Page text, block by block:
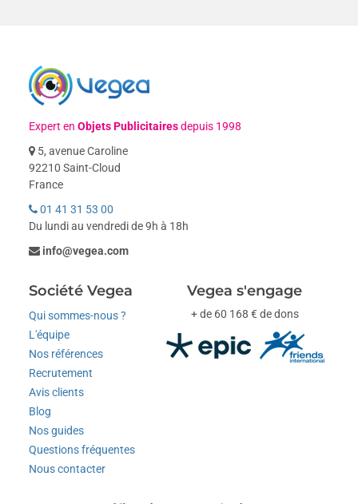
Expert enObjets Publicitairesdepuis 1998
5, avenue Caroline
92210 Saint-Cloud
France
01 41 31 53 00
Du lundi au vendredi de 9h à 18h
info@vegea.com
Société Vegea
Qui sommes-nous ?
L'équipe
Nos références
Recrutement
Avis clients
Blog
Nos guides
Questions fréquentes
Nous contacter
Vegea s'engage
+ de 60 168 € de dons